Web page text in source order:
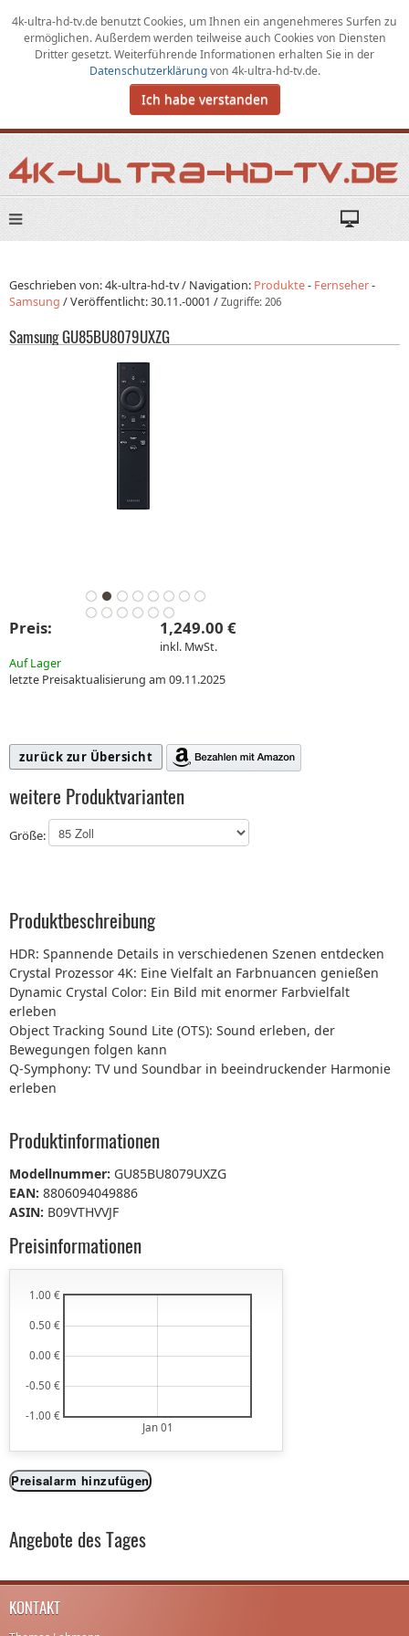
4k-ultra-hd-tv.de benutzt Cookies, umIhnen ein angenehmeres Surfen zu
ermöglichen.Außerdem werden teilweise auch Cookies von Diensten
Dritter gesetzt. Weiterführende Informationen erhalten Sie in der
Datenschutzerklärungvon 4k-ultra-hd-tv.de.
Ich habe verstanden
Geschrieben von: 4k-ultra-hd-tv / Navigation: Produkte- Fernseher-
Samsung /Veröffentlicht:30.11.-0001 / Zugriffe: 206
Samsung GU85BU8079UXZG
Preis: 1,249.00 €
inkl. MwSt.
Auf Lager
letzte Preisaktualisierung am 09.11.2025
zurück zur Übersicht
weitere Produktvarianten
Größe:
Produktbeschreibung
HDR: Spannende Details in verschiedenen Szenen entdecken
Crystal Prozessor 4K: Eine Vielfalt an Farbnuancen genießen
Dynamic Crystal Color: Ein Bild mit enormer Farbvielfalt
erleben
Object Tracking Sound Lite (OTS): Sound erleben, der
Bewegungen folgen kann
Q-Symphony: TV und Soundbar in beeindruckender Harmonie
erleben
Produktinformationen
Modellnummer: GU85BU8079UXZG
EAN: 8806094049886
ASIN: B09VTHVVJF
Preisinformationen
Jan 01
-1.00 €
-0.50 €
0.00 €
0.50 €
1.00 €
Preisalarm hinzufügen
Angebote des Tages
KONTAKT